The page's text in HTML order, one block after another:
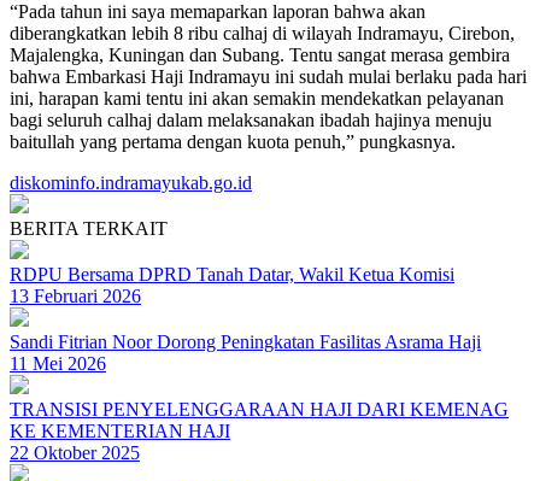
“Pada tahun ini saya memaparkan laporan bahwa akan
diberangkatkan lebih 8 ribu calhaj di wilayah Indramayu, Cirebon,
Majalengka, Kuningan dan Subang. Tentu sangat merasa gembira
bahwa Embarkasi Haji Indramayu ini sudah mulai berlaku pada hari
ini, harapan kami tentu ini akan semakin mendekatkan pelayanan
bagi seluruh calhaj dalam melaksanakan ibadah hajinya menuju
baitullah yang pertama dengan kuota penuh,” pungkasnya.
diskominfo.indramayukab.go.id
BERITA TERKAIT
RDPU Bersama DPRD Tanah Datar, Wakil Ketua Komisi
13 Februari 2026
Sandi Fitrian Noor Dorong Peningkatan Fasilitas Asrama Haji
11 Mei 2026
TRANSISI PENYELENGGARAAN HAJI DARI KEMENAG
KE KEMENTERIAN HAJI
22 Oktober 2025